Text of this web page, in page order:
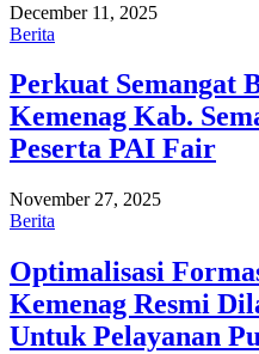
December 11, 2025
Berita
Perkuat Semangat
Kemenag Kab.
Peserta PAI Fair
November 27, 2025
Berita
Optimalisasi
Kemenag Resmi
Untuk Pelayanan